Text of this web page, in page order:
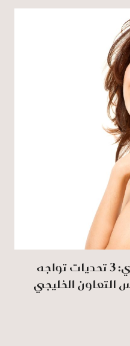
منها السُمنة وداء السكري: 3 تحديات تواجه
الخليجي